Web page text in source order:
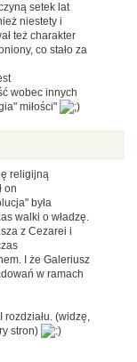
setek lat
niestety i
też charakter
co stało za
wobec innych
miłości"
religijną
on
była
walki o władzę.
z Cezarei i
I że Galeriusz
w ramach
rozdziału. (widzę,
stron)